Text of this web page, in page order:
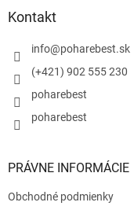
Kontakt
info@poharebest.sk
(+421) 902 555 230
poharebest
poharebest
PRÁVNE INFORMÁCIE
Obchodné podmienky